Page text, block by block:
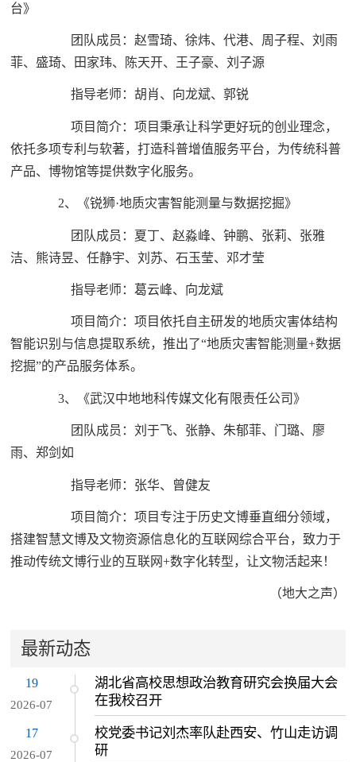
台》
团队成员：赵雪琦、徐炜、代港、周子程、刘雨
菲、盛琦、田家玮、陈天开、王子豪、刘子源
指导老师：胡肖、向龙斌、郭锐
项目简介：项目秉承让科学更好玩的创业理念，
依托多项专利与软著，打造科普增值服务平台，为传统科普
产品、博物馆等提供数字化服务。
2、《锐狮·地质灾害智能测量与数据挖掘》
团队成员：夏丁、赵淼峰、钟鹏、张莉、张雅
洁、熊诗昱、任静宇、刘苏、石玉莹、邓才莹
指导老师：葛云峰、向龙斌
项目简介：项目依托自主研发的地质灾害体结构
智能识别与信息提取系统，推出了“地质灾害智能测量+数据
挖掘”的产品服务体系。
3、《武汉中地地科传媒文化有限责任公司》
团队成员：刘于飞、张静、朱郁菲、门璐、廖
雨、郑剑如
指导老师：张华、曾健友
项目简介：项目专注于历史文博垂直细分领域，
搭建智慧文博及文物资源信息化的互联网综合平台，致力于
推动传统文博行业的互联网+数字化转型，让文物活起来！
（地大之声）
最新动态
19
2026-07
湖北省高校思想政治教育研究会换届大会
在我校召开
17
2026-07
校党委书记刘杰率队赴西安、竹山走访调
研